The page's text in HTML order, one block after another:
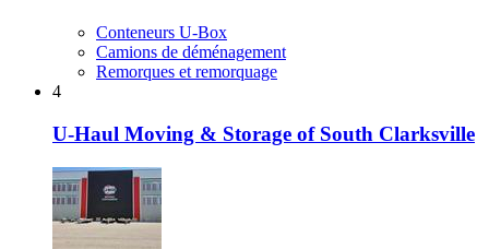
Conteneurs U-Box
Camions de déménagement
Remorques et remorquage
4
U-Haul Moving & Storage of South Clarksville